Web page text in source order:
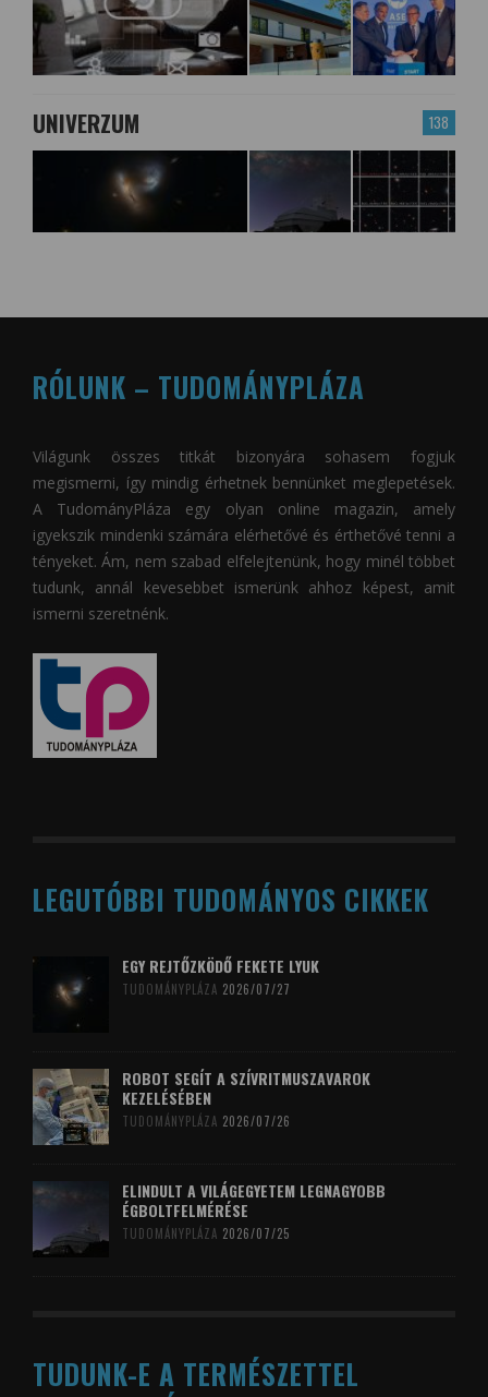
138
UNIVERZUM
RÓLUNK – TUDOMÁNYPLÁZA
Világunk összes titkát bizonyára sohasem fogjuk
megismerni, így mindig érhetnek bennünket meglepetések.
A TudományPláza egy olyan online magazin, amely
igyekszik mindenki számára elérhetővé és érthetővé tenni a
tényeket. Ám, nem szabad elfelejtenünk, hogy minél többet
tudunk, annál kevesebbet ismerünk ahhoz képest, amit
ismerni szeretnénk.
LEGUTÓBBI TUDOMÁNYOS CIKKEK
EGY REJTŐZKÖDŐ FEKETE LYUK
TUDOMÁNYPLÁZA 2026/07/27
ROBOT SEGÍT A SZÍVRITMUSZAVAROK
KEZELÉSÉBEN
TUDOMÁNYPLÁZA 2026/07/26
ELINDULT A VILÁGEGYETEM LEGNAGYOBB
ÉGBOLTFELMÉRÉSE
TUDOMÁNYPLÁZA 2026/07/25
TUDUNK-E A TERMÉSZETTEL